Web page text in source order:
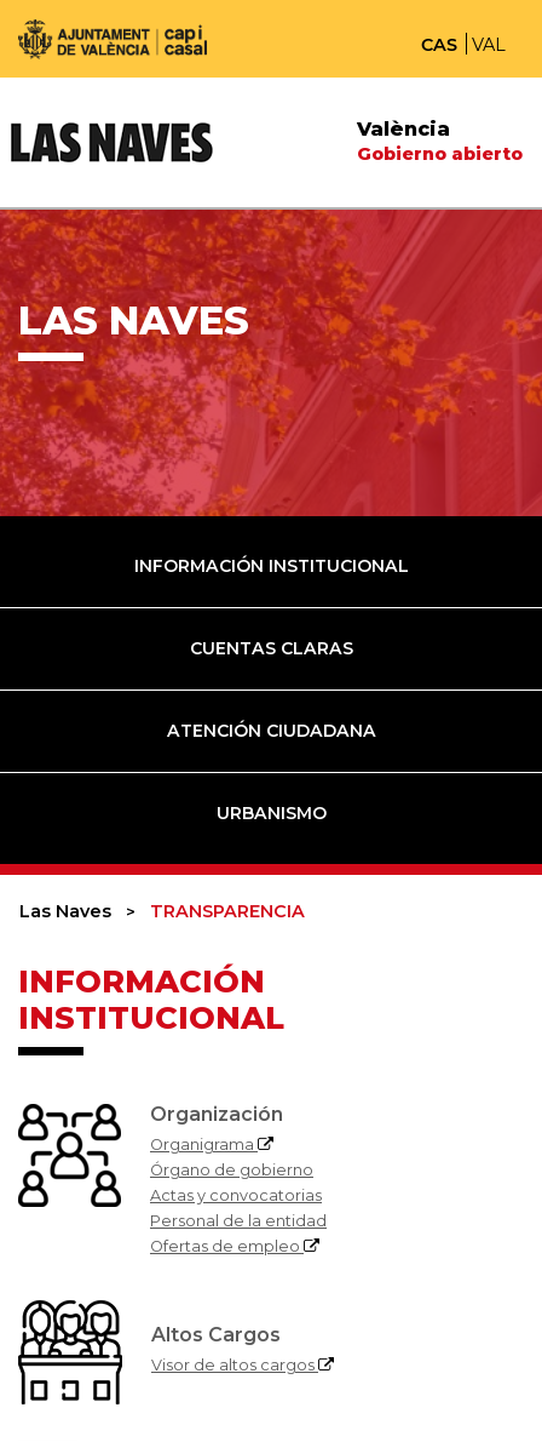
CAS VAL
València
Gobierno abierto
LAS NAVES
INFORMACIÓN INSTITUCIONAL
CUENTAS CLARAS
ATENCIÓN CIUDADANA
URBANISMO
Las Naves TRANSPARENCIA
INFORMACIÓN
INSTITUCIONAL
Organización
Organigrama
Órgano de gobierno
Actas y convocatorias
Personal de la entidad
Ofertas de empleo
Altos Cargos
Visor de altos cargos